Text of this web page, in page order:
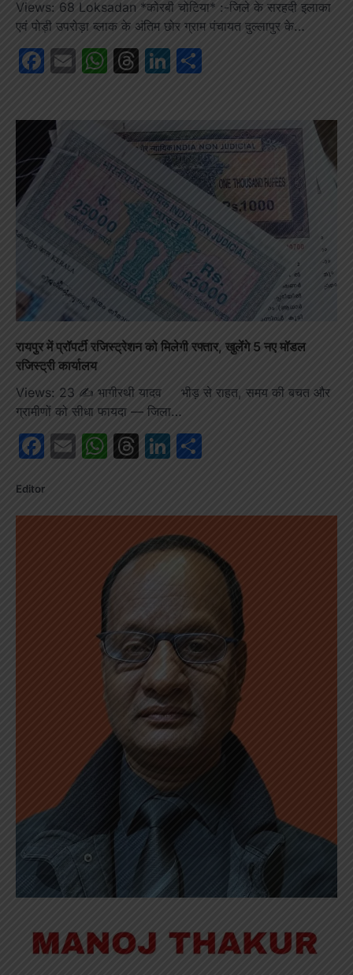
Views: 68 Loksadan *कोरबी चोटिया* :-जिले के सरहदी इलाका
एवं पोड़ी उपरोड़ा ब्लाक के अंतिम छोर ग्राम पंचायत दुल्लापुर के…
Facebook
EmailWhatsApp
Threads
LinkedIn
रायपुर में प्रॉपर्टी रजिस्ट्रेशन को मिलेगी रफ्तार, खुलेंगे 5 नए मॉडल
रजिस्ट्री कार्यालय
Views: 23 ✍️ भागीरथी यादव भीड़ से राहत, समय की बचत और
ग्रामीणों को सीधा फायदा — जिला…
Facebook
EmailWhatsApp
Threads
LinkedIn
Editor